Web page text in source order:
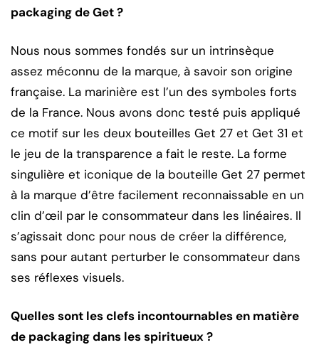
packaging de Get ?
Nous nous sommes fondés sur un intrinsèque
assez méconnu de la marque, à savoir son origine
française. La marinière est l’un des symboles forts
de la France. Nous avons donc testé puis appliqué
ce motif sur les deux bouteilles Get 27 et Get 31 et
le jeu de la transparence a fait le reste. La forme
singulière et iconique de la bouteille Get 27 permet
à la marque d’être facilement reconnaissable en un
clin d’œil par le consommateur dans les linéaires. Il
s’agissait donc pour nous de créer la différence,
sans pour autant perturber le consommateur dans
ses réflexes visuels.
Quelles sont les clefs incontournables en matière
de packaging dans les spiritueux ?